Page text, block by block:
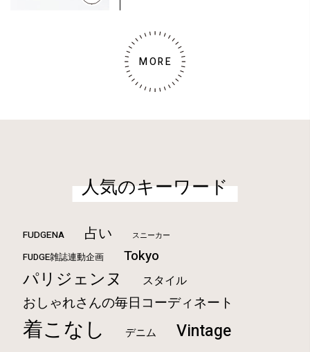
MORE
人気のキーワード
FUDGENA 占い スニーカー
FUDGE雑誌連動企画 Tokyo
パリジェンヌ スタイル
おしゃれさんの毎日コーディネート
着こなし デニム Vintage